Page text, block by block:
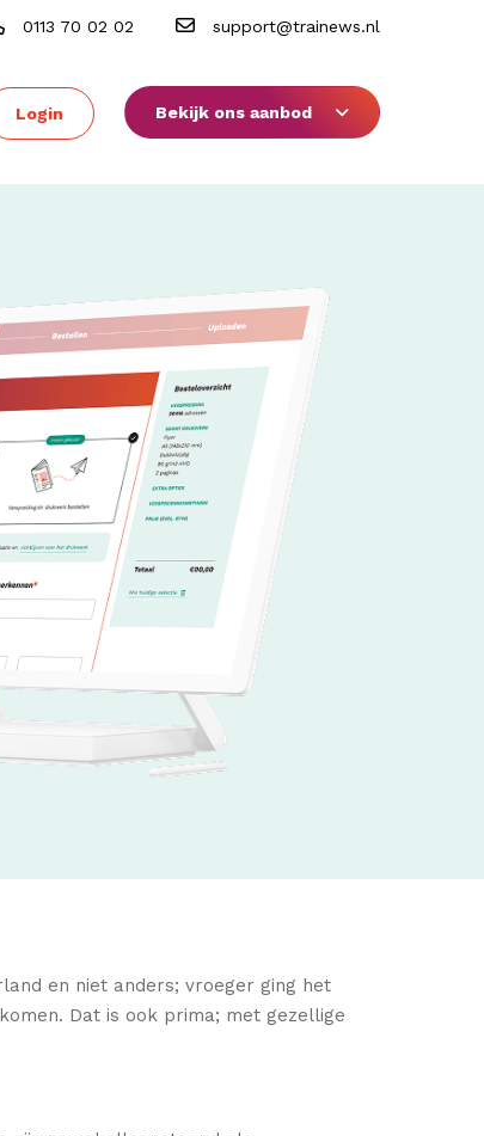
0113 70 02 02 support@trainews.nl
Login Bekijk ons aanbod
en niet anders; vroeger ging het
Dat is ook prima; met gezellige